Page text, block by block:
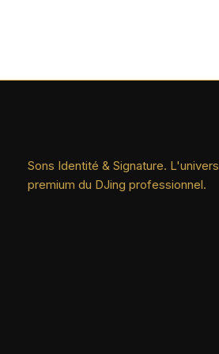
Sons Identité & Signature. L'univers
premium du DJing professionnel.